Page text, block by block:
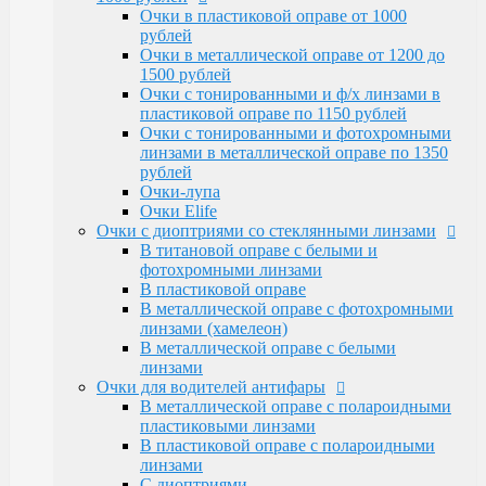
Очки Elife
Очки с диоптриями со стеклянными линзами
В титановой оправе с белыми и
фотохромными линзами
В пластиковой оправе
В металлической оправе с фотохромными
линзами (хамелеон)
В металлической оправе с белыми линзами
Очки для водителей антифары
В металлической оправе с полароидными
пластиковыми линзами
В пластиковой оправе с полароидными
линзами
С диоптриями
Очки для компьютера
В пластиковой оправе с полимерными
линзами
В металлической оправе
Тренажерные очки
В пластиковой оправе
В металлической оправе
Очки глаукомные
Очки Эксклюзивные Ricardi от 15000
Бренд оправы
Очки в пластиковой оправе от 1000
рублей
Очки в металлической оправе от 1200 до
1500 рублей
Очки с тонированными и ф/х линзами в
пластиковой оправе по 1150 рублей
Очки с тонированными и фотохромными
линзами в металлической оправе по 1350
рублей
Очки-лупа
Очки Elife
Очки с диоптриями со стеклянными линзами
В титановой оправе с белыми и
фотохромными линзами
В пластиковой оправе
В металлической оправе с фотохромными
линзами (хамелеон)
В металлической оправе с белыми
линзами
Очки для водителей антифары
В металлической оправе с полароидными
пластиковыми линзами
В пластиковой оправе с полароидными
линзами